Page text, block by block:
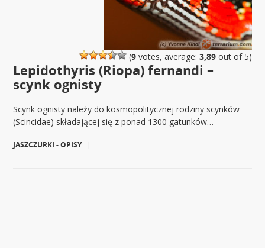
(9votes, average: 3,89out of 5)
Lepidothyris (Riopa) fernandi –
scynk ognisty
Scynk ognisty należy do kosmopolitycznej rodziny scynków
(Scincidae) składającej się z ponad 1300 gatunków…
JASZCZURKI - OPISY